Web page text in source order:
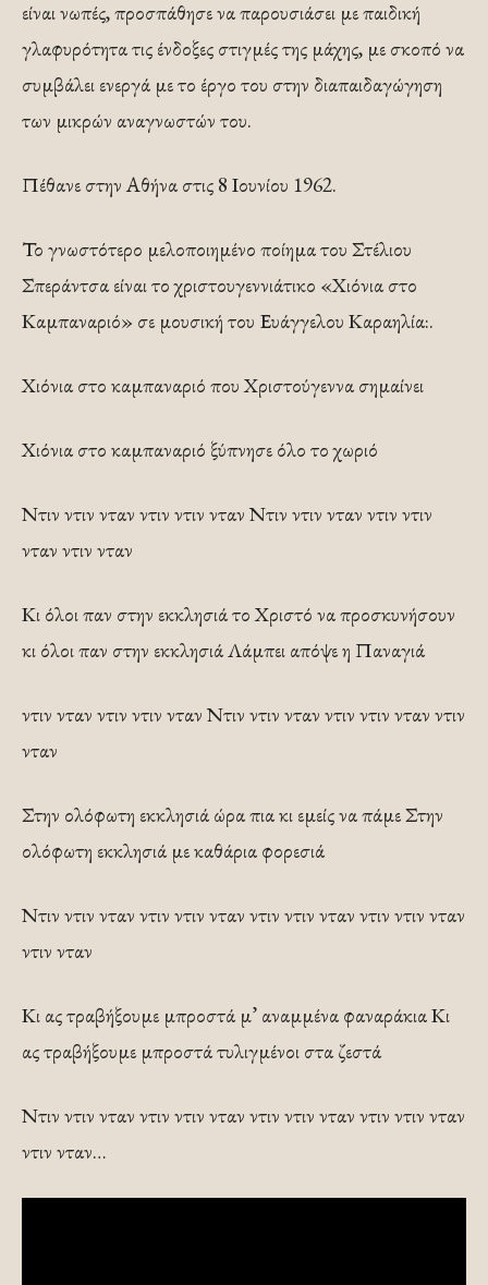
είναι νωπές, προσπάθησε να παρουσιάσει με παιδική
γλαφυρότητα τις ένδοξες στιγμές της μάχης, με σκοπό να
συμβάλει ενεργά με το έργο του στην διαπαιδαγώγηση
των μικρών αναγνωστών του.
Πέθανε στην Αθήνα στις 8 Ιουνίου 1962.
Το γνωστότερο μελοποιημένο ποίημα του Στέλιου
Σπεράντσα είναι το χριστουγεννιάτικο «Χιόνια στο
Καμπαναριό» σε μουσική του Ευάγγελου Καραηλία:.
Χιόνια στο καμπαναριό που Χριστούγεννα σημαίνει
Χιόνια στο καμπαναριό ξύπνησε όλο το χωριό
Ντιν ντιν νταν ντιν ντιν νταν Ντιν ντιν νταν ντιν ντιν
νταν ντιν νταν
Κι όλοι παν στην εκκλησιά το Χριστό να προσκυνήσουν
κι όλοι παν στην εκκλησιά Λάμπει απόψε η Παναγιά
ντιν νταν ντιν ντιν νταν Ντιν ντιν νταν ντιν ντιν νταν ντιν
νταν
Στην ολόφωτη εκκλησιά ώρα πια κι εμείς να πάμε Στην
ολόφωτη εκκλησιά με καθάρια φορεσιά
Ντιν ντιν νταν ντιν ντιν νταν ντιν ντιν νταν ντιν ντιν νταν
ντιν νταν
Κι ας τραβήξουμε μπροστά μ’ αναμμένα φαναράκια Κι
ας τραβήξουμε μπροστά τυλιγμένοι στα ζεστά
Ντιν ντιν νταν ντιν ντιν νταν ντιν ντιν νταν ντιν ντιν νταν
ντιν νταν…